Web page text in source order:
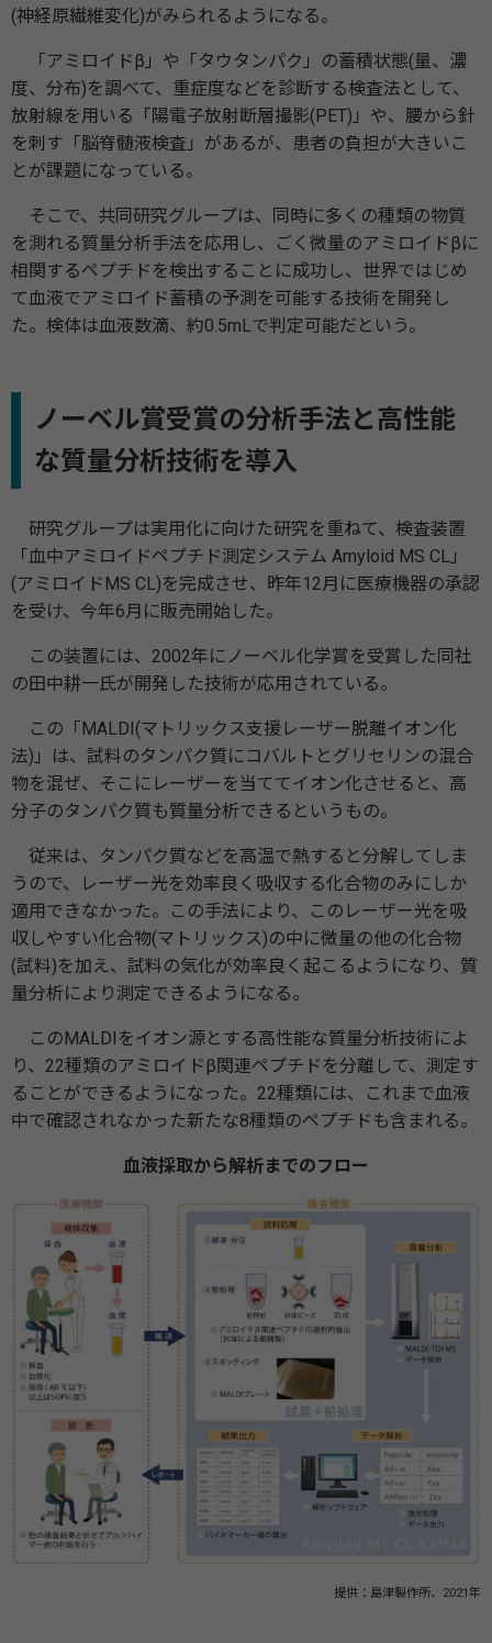
(神経原繊維変化)がみられるようになる。
「アミロイドβ」や「タウタンパク」の蓄積状態(量、濃
度、分布)を調べて、重症度などを診断する検査法として、
放射線を用いる「陽電子放射断層撮影(PET)」や、腰から針
を刺す「脳脊髄液検査」があるが、患者の負担が大きいこ
とが課題になっている。
そこで、共同研究グループは、同時に多くの種類の物質
を測れる質量分析手法を応用し、ごく微量のアミロイドβに
相関するペプチドを検出することに成功し、世界ではじめ
て血液でアミロイド蓄積の予測を可能する技術を開発し
た。検体は血液数滴、約0.5mLで判定可能だという。
ノーベル賞受賞の分析手法と高性能
な質量分析技術を導入
研究グループは実用化に向けた研究を重ねて、検査装置
「血中アミロイドペプチド測定システム Amyloid MS CL」
(アミロイドMS CL)を完成させ、昨年12月に医療機器の承認
を受け、今年6月に販売開始した。
この装置には、2002年にノーベル化学賞を受賞した同社
の田中耕一氏が開発した技術が応用されている。
この「MALDI(マトリックス支援レーザー脱離イオン化
法)」は、試料のタンパク質にコバルトとグリセリンの混合
物を混ぜ、そこにレーザーを当ててイオン化させると、高
分子のタンパク質も質量分析できるというもの。
従来は、タンパク質などを高温で熱すると分解してしま
うので、レーザー光を効率良く吸収する化合物のみにしか
適用できなかった。この手法により、このレーザー光を吸
収しやすい化合物(マトリックス)の中に微量の他の化合物
(試料)を加え、試料の気化が効率良く起こるようになり、質
量分析により測定できるようになる。
このMALDIをイオン源とする高性能な質量分析技術によ
り、22種類のアミロイドβ関連ペプチドを分離して、測定す
ることができるようになった。22種類には、これまで血液
中で確認されなかった新たな8種類のペプチドも含まれる。
血液採取から解析までのフロー
提供：島津製作所、2021年